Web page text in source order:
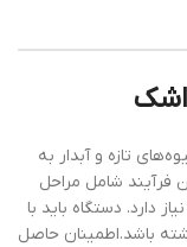
تازه و آبدار به
شامل مراحل
دارد. دستگاه باید با
باشد.اطمینان حاصل